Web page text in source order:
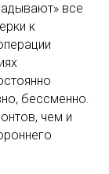
все
к
бессменно.
чем и